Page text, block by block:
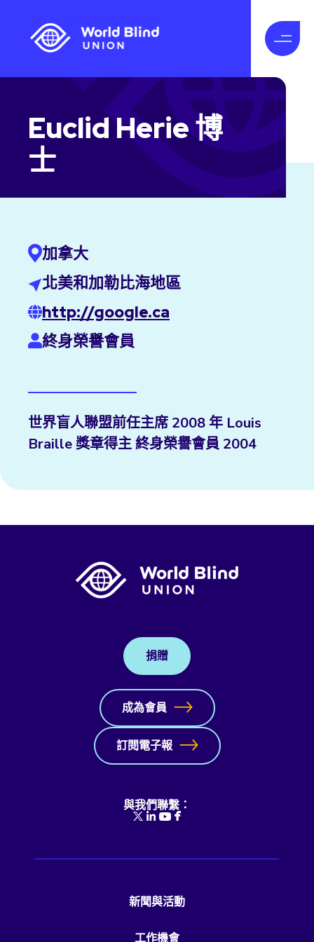
Euclid Herie 博
士
加拿大
北美和加勒比海地區
http://google.ca
終身榮譽會員
世界盲人聯盟前任主席 2008 年 Louis
Braille 獎章得主 終身榮譽會員 2004
捐贈
成為會員
訂閱電子報
與我們聯繫：
新聞與活動
工作機會